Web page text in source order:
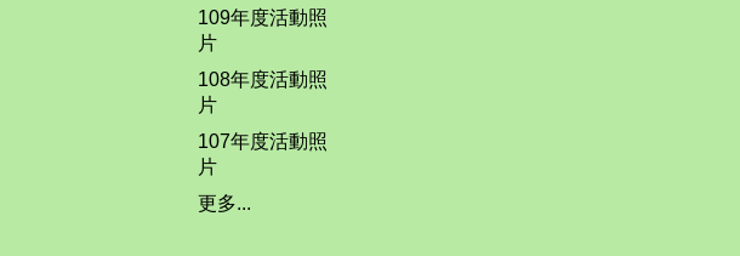
109年度活動照
片
108年度活動照
片
107年度活動照
片
更多...